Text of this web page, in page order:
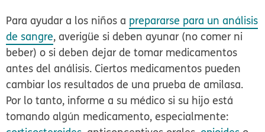
Para ayudar a los niños a prepararse para un análisis
de sangre, averigüe si deben ayunar (no comer ni
beber) o si deben dejar de tomar medicamentos
antes del análisis. Ciertos medicamentos pueden
cambiar los resultados de una prueba de amilasa.
Por lo tanto, informe a su médico si su hijo está
tomando algún medicamento, especialmente: